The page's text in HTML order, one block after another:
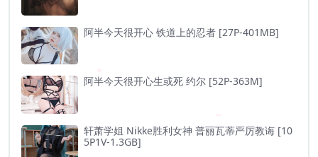
阿半今天很开心 铁道上的忍者 [27P-401MB]
阿半今天很开心生或死 约尔 [52P-363M]
轩萧学姐 Nikke胜利女神 普丽瓦蒂严厉教诲 [10
5P1V-1.3GB]